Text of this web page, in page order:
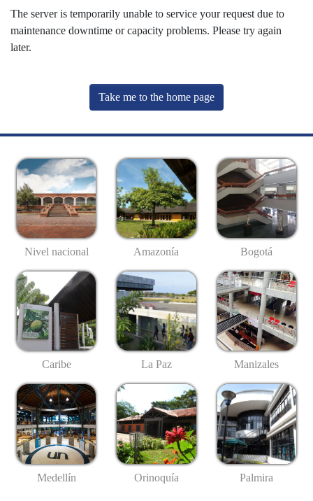
The server is temporarily unable to service your request due to
maintenance downtime or capacity problems. Please try again
later.
Take me to the home page
Nivel nacional Amazonía Bogotá
Caribe La Paz Manizales
Medellín Orinoquía Palmira